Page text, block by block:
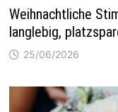
Weihnachtliche
langlebig,
25/06/2026